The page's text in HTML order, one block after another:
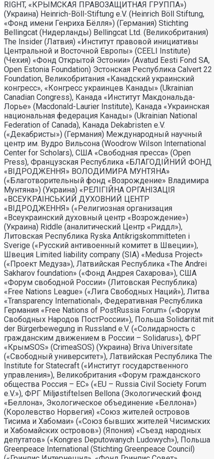
RIGHT, «КРЫМСКАЯ ПРАВОЗАЩИТНАЯ ГРУППА»)
(Украина) Heinrich-Böll-Stiftung e.V. (Heinrich Böll Stiftung,
«Фонд имени Генриха Бёлля») (Германия) Stichting
Bellingcat (Нидерланды) Bellingcat Ltd. (Великобритания)
The Insider (Латвия) «Институт правовой инициативы
Центральной и Восточной Европы» (CEELI Institute)
(Чехия) «Фонд Открытой Эстонии» (Avatud Eesti Fond SA,
Open Estonia Foundation) Эстонская Республика Calvert 22
Foundation, Великобритания «Канадский украинский
конгресс», «Конгресс украинцев Канады» (Ukrainian
Canadian Congress), Канада «Институт Макдональда-
Лорье» (Macdonald-Laurier Institute), Канада «Украинская
национальная федерация Канады» (Ukrainian National
Federation of Canada), Канада Dekabristen e.V.
(«Декабристы») (Германия) Международный научный
центр им. Вудро Вильсона (Woodrow Wilson International
Center for Scholars), США «Свободная пресса» (Open
Press), Французская Республика «БЛАГОДIЙНИЙ ФОНД
«ВIДРОДЖЕННЯ» ВОЛОДИМИРА МУНТЯНА»
(«Благотворительный фонд «Возрождение» Владимира
Мунтяна») (Украина) «РЕЛIГIЙНА ОРГАНIЗАЦIЯ
«ВСЕУКРАIНСЬКИЙ ДУХОВНИЙ ЦЕНТР
«ВIДРОДЖЕННЯ» («Религиозная организация
«Всеукраинский духовный центр «Возрождение»)
(Украина) Riddle (аналитический Центр «Риддл»),
Литовская Республика Ryska Antikrigskommitteten i
Sverige («Русский антивоенный комитет в Швеции»),
Швеция Limited liability company (SIA) «Medusa Project»
(«Проект Медуза»), Латвийская Республика «The Andrei
Sakharov foundation» («Фонд Андрея Сахарова»), США
«Форум свободной России» (Литовская Республика)
«Free Nations League» («Лига Свободных Наций»), Литва
«Transparеncy International», Федеративная Республика
Германия «Free Nations of PostRussia Forum» («Форум
Свободных Народов ПостРоссии»), Польша Solidarität mit
der Bürgerbewegung in Russland e.V. («Солидарность с
гражданским движением в России – Solidarus»), ФРГ
«КрымSOS» (CrimeaSOS) (Украина) Briva Universitate
(«Свободный университет»), Латвийская Республика The
Institute for Statecraft («Институт государственного
управления»), Великобритания «Форум гражданского
общества Россия – ЕС» («EU – Russia Civil Society Forum
e.V.»), ФРГ Miljøstiftelsen Bellona (Экологический фонд
«Беллона», Экологическое объединение «Беллона»)
(Королевство Норвегия) «Союз жителей островов
Тисима и Хабомаи» («Союз бывших жителей Чисимских
и Хабомайских островов») (Япония) «Съезд народных
депутатов» («Kongres Deputowanych Ludowych»), Польша
Greenpeace International (Stichting Greenpeace Council)